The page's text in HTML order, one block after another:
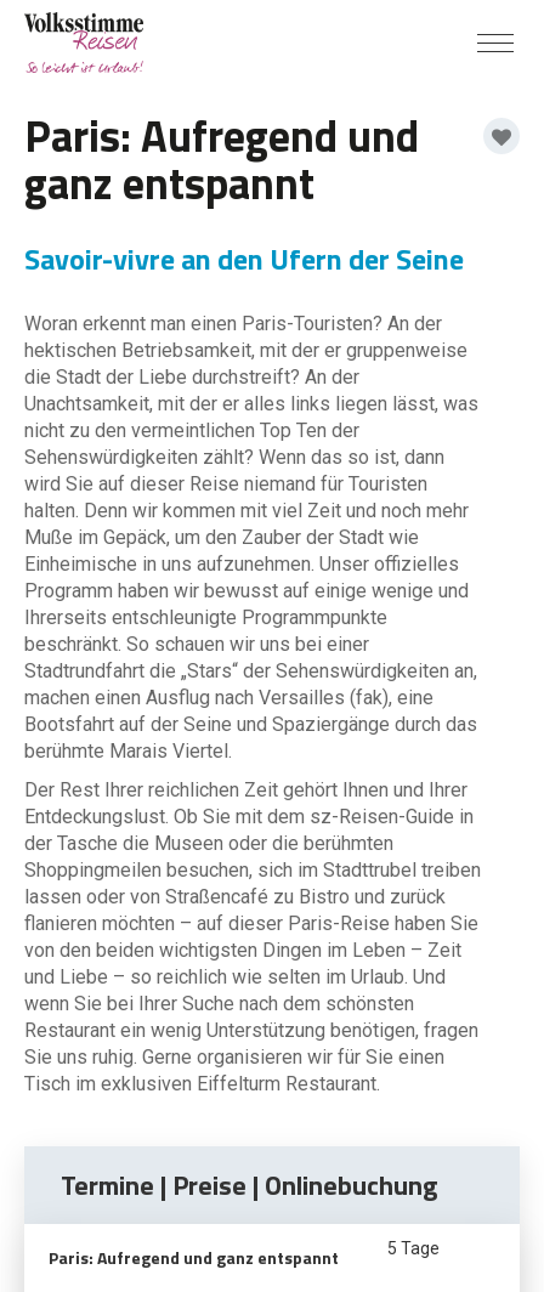
Paris: Aufregend und
ganz entspannt
Savoir-vivre an den Ufern der Seine
Woran erkennt man einen Paris-Touristen? An der
hektischen Betriebsamkeit, mit der er gruppenweise
die Stadt der Liebe durchstreift? An der
Unachtsamkeit, mit der er alles links liegen lässt, was
nicht zu den vermeintlichen Top Ten der
Sehenswürdigkeiten zählt? Wenn das so ist, dann
wird Sie auf dieser Reise niemand für Touristen
halten. Denn wir kommen mit viel Zeit und noch mehr
Muße im Gepäck, um den Zauber der Stadt wie
Einheimische in uns aufzunehmen. Unser offizielles
Programm haben wir bewusst auf einige wenige und
Ihrerseits entschleunigte Programmpunkte
beschränkt. So schauen wir uns bei einer
Stadtrundfahrt die „Stars“ der Sehenswürdigkeiten an,
machen einen Ausflug nach Versailles (fak), eine
Bootsfahrt auf der Seine und Spaziergänge durch das
berühmte Marais Viertel.
Der Rest Ihrer reichlichen Zeit gehört Ihnen und Ihrer
Entdeckungslust. Ob Sie mit dem sz-Reisen-Guide in
der Tasche die Museen oder die berühmten
Shoppingmeilen besuchen, sich im Stadttrubel treiben
lassen oder von Straßencafé zu Bistro und zurück
flanieren möchten – auf dieser Paris-Reise haben Sie
von den beiden wichtigsten Dingen im Leben – Zeit
und Liebe – so reichlich wie selten im Urlaub. Und
wenn Sie bei Ihrer Suche nach dem schönsten
Restaurant ein wenig Unterstützung benötigen, fragen
Sie uns ruhig. Gerne organisieren wir für Sie einen
Tisch im exklusiven Eiffelturm Restaurant.
Termine | Preise | Onlinebuchung
Paris: Aufregend und ganz entspannt 5 Tage